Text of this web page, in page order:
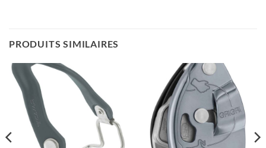
PRODUITS SIMILAIRES